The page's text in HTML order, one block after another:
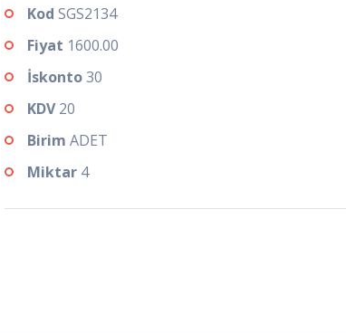
Kod SGS2134
Fiyat 1600.00
İskonto30
KDV20
Birim ADET
Miktar 4